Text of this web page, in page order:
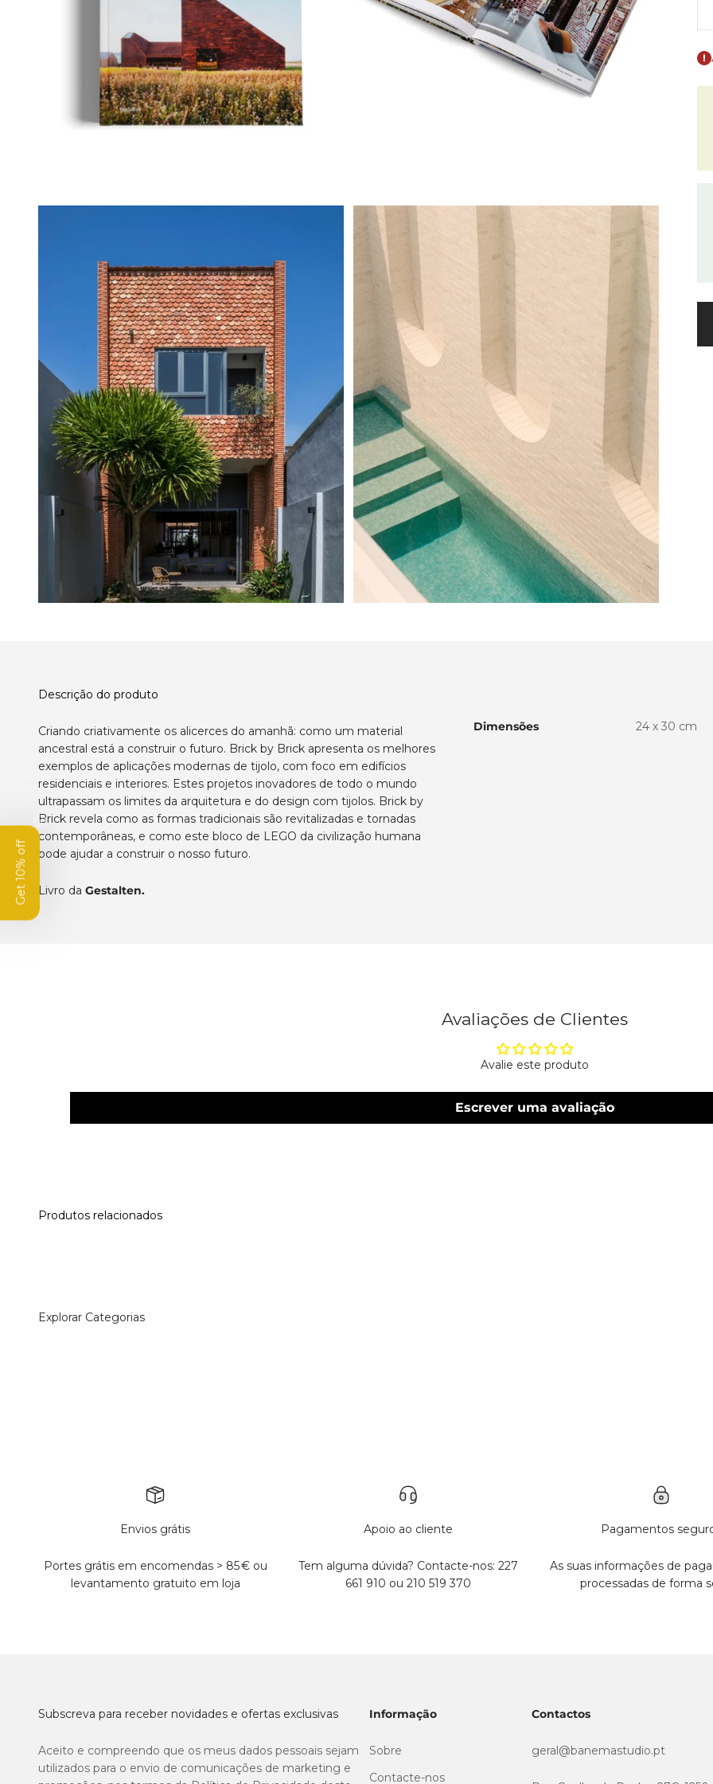
Descrição do produto
Criando criativamente os alicerces do amanhã: como um material
ancestral está a construir o futuro. Brick by Brick apresenta os melhores
exemplos de aplicações modernas de tijolo, com foco em edifícios
residenciais e interiores. Estes projetos inovadores de todo o mundo
ultrapassam os limites da arquitetura e do design com tijolos. Brick by
Brick revela como as formas tradicionais são revitalizadas e tornadas
contemporâneas, e como este bloco de LEGO da civilização humana
pode ajudar a construir o nosso futuro.
Livro da Gestalten.
Dimensões 24 x 30 cm
Avaliações de Clientes
Avalie este produto
Escrever uma avaliação
Produtos relacionados
Explorar Categorias
Envios grátis
Portes grátis em encomendas > 85 € ou
levantamento gratuito em loja
Apoio ao cliente
Tem alguma dúvida? Contacte-nos: 227
661 910 ou 210 519 370
Pagamentos
As suas informações de
processadas de forma
Subscreva para receber novidades e ofertas exclusivas
Aceito e compreendo que os meus dados pessoais sejam
utilizados para o envio de comunicações de marketing e
Informação
Sobre
Contacte-nos
Contactos
geral@banemastudio.pt